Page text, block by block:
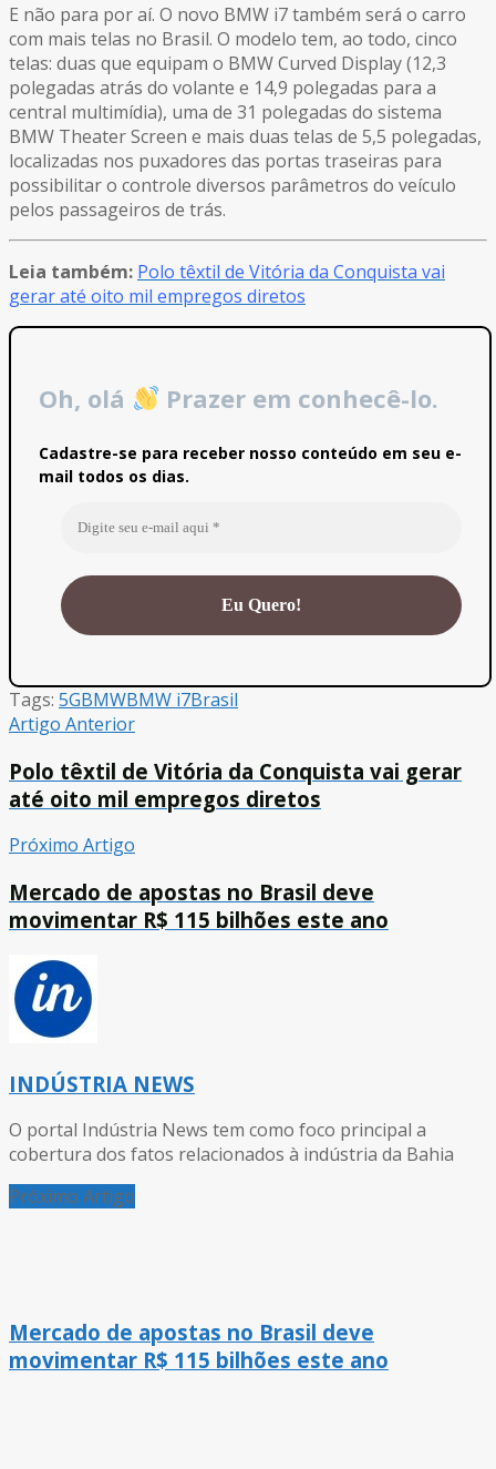
E não para por aí. O novo BMW i7 também será o carro
com mais telas no Brasil. O modelo tem, ao todo, cinco
telas: duas que equipam o BMW Curved Display (12,3
polegadas atrás do volante e 14,9 polegadas para a
central multimídia), uma de 31 polegadas do sistema
BMW Theater Screen e mais duas telas de 5,5 polegadas,
localizadas nos puxadores das portas traseiras para
possibilitar o controle diversos parâmetros do veículo
pelos passageiros de trás.
Leia também: Polo têxtil de Vitória da Conquista vai
gerar até oito mil empregos diretos
Oh, olá Prazer em conhecê-lo.
Cadastre-se para receber nosso conteúdo em seu e-
mail todos os dias.
Tags: 5GBMWBMW i7Brasil
Artigo Anterior
Polo têxtil de Vitória da Conquista vai gerar
até oito mil empregos diretos
Próximo Artigo
Mercado de apostas no Brasil deve
movimentar R$ 115 bilhões este ano
INDÚSTRIA NEWS
O portal Indústria News tem como foco principal a
cobertura dos fatos relacionados à indústria da Bahia
Próximo Artigo
Mercado de apostas no Brasil deve
movimentar R$ 115 bilhões este ano